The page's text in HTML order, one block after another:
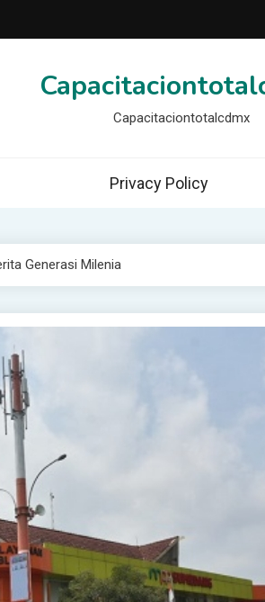
Capacitaciontotalcdmx
Privacy Policy
Generasi Milenia